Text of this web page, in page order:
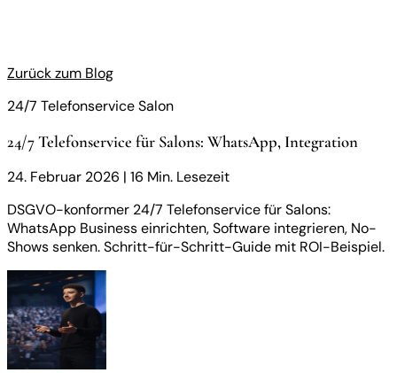
Zurück zum Blog
24/7 Telefonservice Salon
24/7 Telefonservice für Salons: WhatsApp, Integration
24. Februar 2026 | 16 Min. Lesezeit
DSGVO-konformer 24/7 Telefonservice für Salons:
WhatsApp Business einrichten, Software integrieren, No-
Shows senken. Schritt-für-Schritt-Guide mit ROI-Beispiel.